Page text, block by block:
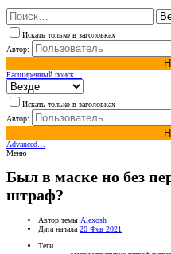
Искать только в заголовках
Автор:
Расширенный поиск…
Искать только в заголовках
Автор:
Advanced…
Меню
Был в маске но без
штраф?
Автор темы Alexosh
Дата начала 20 Фев 2021
Теги